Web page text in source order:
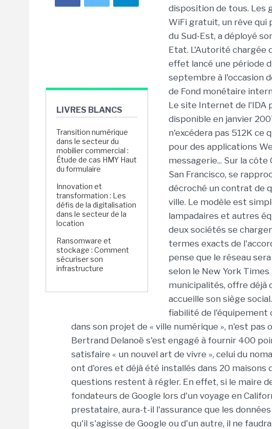
LIVRES BLANCS
Transition numérique
dans le secteur du
mobilier commercial :
Étude de cas HMY Haut
du formulaire
Innovation et
transformation : Les
défis de la digitalisation
dans le secteur de la
location
Ransomware et
stockage : Comment
sécuriser son
infrastructure
disposition de tous. Les
WiFi gratuit, un rêve qui
du Sud-Est, a déployé
Etat. L'Autorité chargée
effet lancé une période
septembre à l'occasion
de Fond monétaire
Le site Internet de l'IDA
disponible en janvier
n'excédera pas 512K ce
pour des applications
messagerie... Sur la
San Francisco, se
décroché un contrat de
ville. Le modèle est
lampadaires et autres
deux sociétés se
termes exacts de
pense que le réseau
selon le New York
municipalités, offre déjà
accueille son siège
fiabilité de l'équipement
dans son projet de « ville numérique », n'est pas
Bertrand Delanoë s'est engagé à fournir 400
satisfaire « un nouvel art de vivre », celui du
ont d'ores et déjà été installés dans 20 maisons
questions restent à régler. En effet, si le maire
fondateurs de Google lors d'un voyage en
prestataire, aura-t-il l'assurance que les
qu'il s'agisse de Google ou d'un autre, il ne